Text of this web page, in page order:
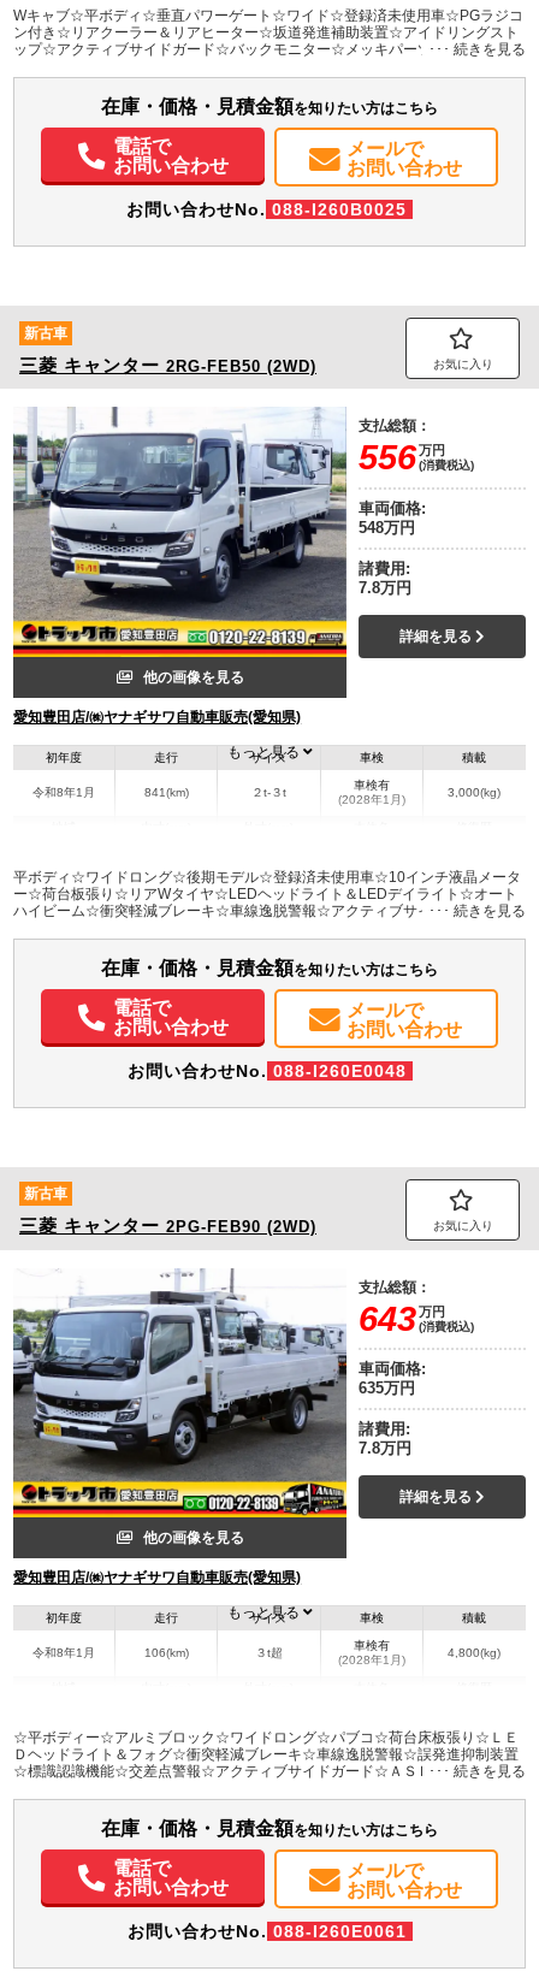
愛知県 -
W:1,990
H:2,230
無
パワステ パワーウィンドウ ABS エアバッグ バックモニター
Wキャブ☆平ボディ☆垂直パワーゲート☆ワイド☆登録済未使用車☆PGラジコ
ン付き☆リアクーラー＆リアヒーター☆坂道発進補助装置☆アイドリングスト
ップ☆アクティブサイドガード☆バックモニター☆メッキパーツ☆LEDヘッド
在庫・価格・見積金額を知りたい方はこちら
電話で
お問い合わせ
メールで
お問い合わせ
お問い合わせNo. 088-I260B0025
新古車
三菱 キャンター 2RG-FEB50 (2WD) お気に入り
他の画像を見る
愛知豊田店/㈱ヤナギサワ自動車販売(愛知県)
支払総額：
556万円
(消費税込)
車両価格:
548万円
諸費用:
7.8万円
詳細を見る
初年度
令和8年1月
走行
841(km)
サイズ
２t-３t
車検
車検有
(2028年1月)
積載
3,000(kg)
愛知県
W:2,080
H:380
W:2,220
H:2,240
無
パワステ パワーウィンドウ ABS エアバッグ バックモニター
もっと見る
平ボディ☆ワイドロング☆後期モデル☆登録済未使用車☆10インチ液晶メータ
ー☆荷台板張り☆リアWタイヤ☆LEDヘッドライト＆LEDデイライト☆オート
ハイビーム☆衝突軽減ブレーキ☆車線逸脱警報☆アクティブサイドガード☆横
在庫・価格・見積金額を知りたい方はこちら
電話で
お問い合わせ
メールで
お問い合わせ
お問い合わせNo. 088-I260E0048
新古車
三菱 キャンター 2PG-FEB90 (2WD) お気に入り
他の画像を見る
愛知豊田店/㈱ヤナギサワ自動車販売(愛知県)
支払総額：
643万円
(消費税込)
車両価格:
635万円
諸費用:
7.8万円
詳細を見る
初年度
令和8年1月
走行
106(km)
サイズ
３t超
車検
車検有
(2028年1月)
積載
4,800(kg)
愛知県
W:2,080
H:400
W:2,170
H:2,260
無
パワステ パワーウィンドウ ABS エアバッグ 電動格納ミラー
バックモニター
取扱説明書（一部含む） メンテナンスノート（保証書）
もっと見る
☆平ボディー☆アルミブロック☆ワイドロング☆パブコ☆荷台床板張り☆ＬＥ
Ｄヘッドライト＆フォグ☆衝突軽減ブレーキ☆車線逸脱警報☆誤発進抑制装置
☆標識認識機能☆交差点警報☆アクティブサイドガード☆ＡＳＲ＆横滑防止装
ーター☆未使用車☆保証書/取説
在庫・価格・見積金額を知りたい方はこちら
電話で
お問い合わせ
メールで
お問い合わせ
お問い合わせNo. 088-I260E0061